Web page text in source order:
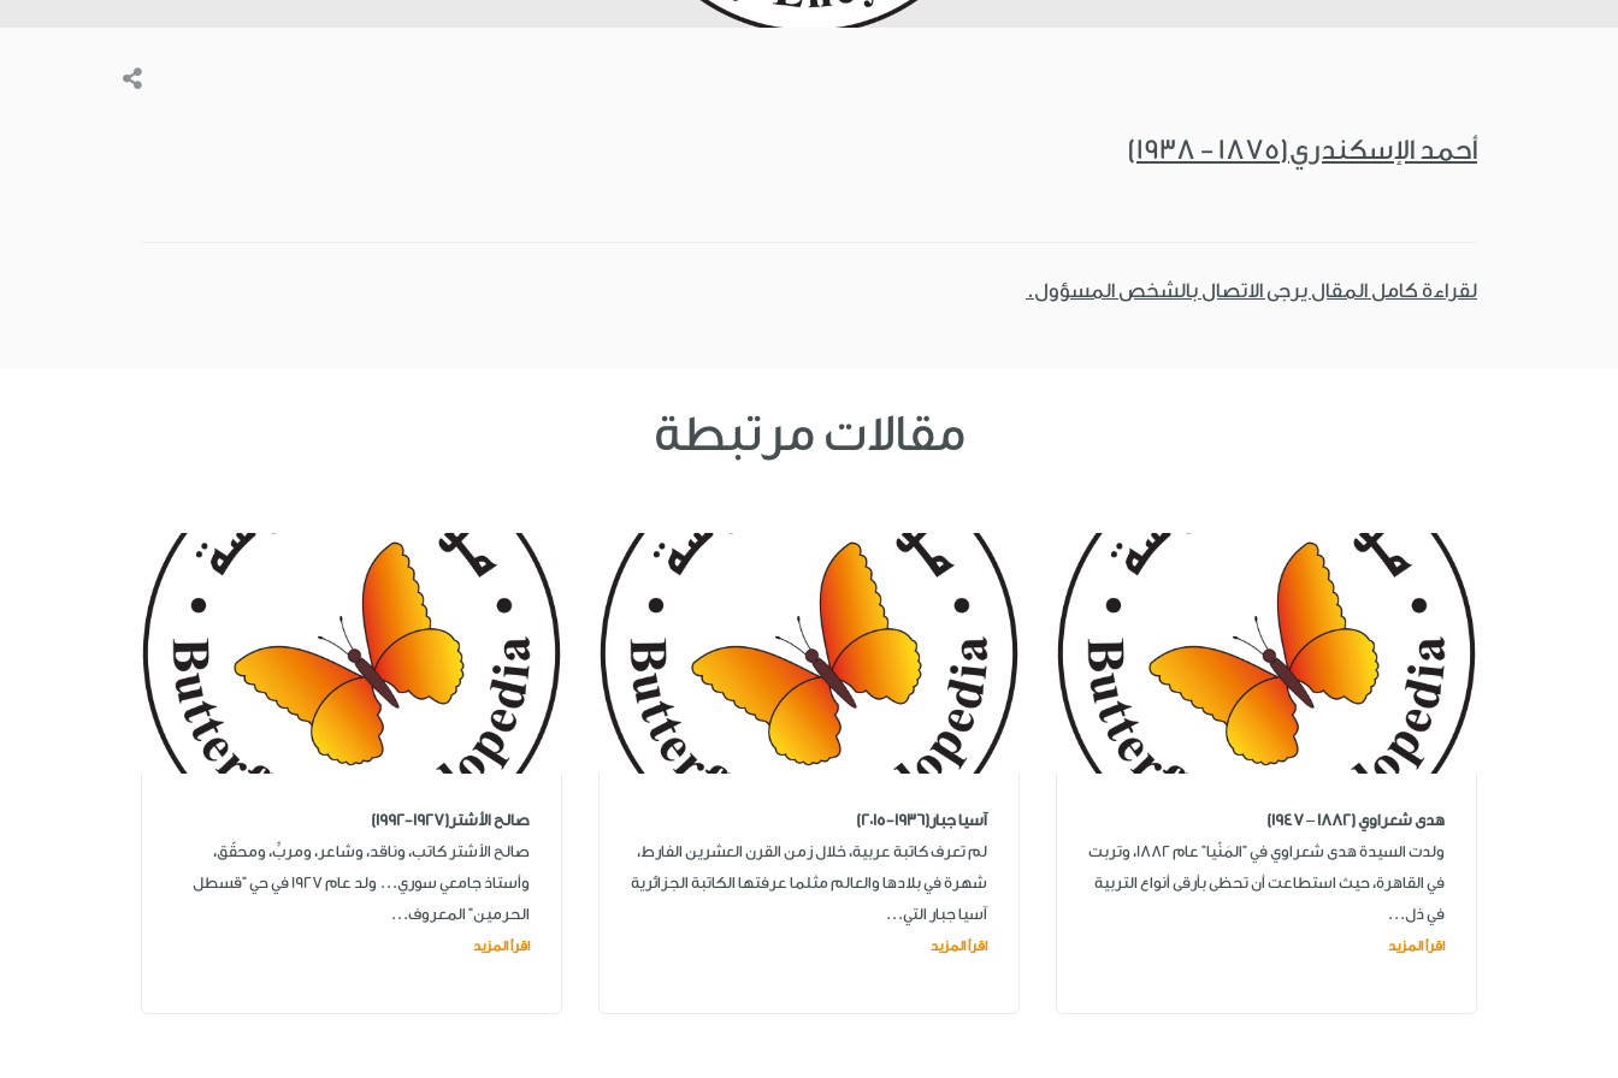
أحمد الإسكندري(1875 - 1938)
لقراءة كامل المقال يرجى الاتصال بالشخص المسؤول.
مقالات مرتبطة
هدى شعراوي (1882 – 1947)
ولدت السيدة هدى شعراوي في "المَنْيا" عام 1882، وتربت
في القاهرة، حيث استطاعت أن تحظى بأرقى أنواع التربية
في ذل...
اقرأ المزيد
آسيا جبار(1936-2015)
لم تعرف كاتبة عربية، خلال زمن القرن العشرين الفارط،
شهرة في بلادها والعالم مثلما عرفتها الكاتبة الجزائرية
آسيا جبار التي...
اقرأ المزيد
صالح الأشتر(1927-1992)
صالح الأشتر كاتب، وناقد، وشاعر، ومربٍّ، ومحقّق،
وأستاذ جامعي سوري... ولد عام 1927 في حي "قسطل
الحرمين" المعروف...
اقرأ المزيد